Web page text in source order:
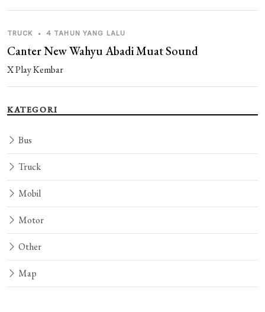
TRUCK • 4 TAHUN YANG LALU
Canter New Wahyu Abadi Muat Sound
X Play Kembar
KATEGORI
Bus
Truck
Mobil
Motor
Other
Map